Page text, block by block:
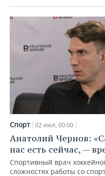
Спорт 02 июл, 00:00
Анатолий Чернов:
нас есть сейчас, —
Спортивный врач
сложностях работы со